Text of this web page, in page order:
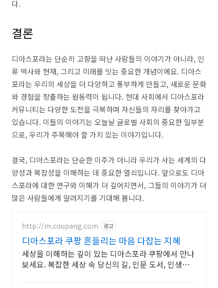
다.
결론
디아스포라는 단순히 고향을 떠난 사람들의 이야기가 아니라, 인
류 역사와 현재, 그리고 미래를 잇는 중요한 개념이에요. 디아스
포라는 우리의 세상을 더 다양하고 풍부하게 만들고, 새로운 문화
와 경험을 창출하는 원동력이 됩니다. 현대 사회에서 디아스포라
커뮤니티는 다양한 도전을 극복하며 자신들의 자리를 찾아가고
있습니다. 이들의 이야기는 오늘날 글로벌 사회의 중요한 일부분
으로, 우리가 주목해야 할 가치 있는 이야기입니다.
결국, 디아스포라는 단순한 이주가 아니라 우리가 사는 세계의 다
양성과 복잡성을 이해하는 데 중요한 열쇠입니다. 앞으로도 디아
스포라에 대한 연구와 이해가 더 깊어지면서, 그들의 이야기가 더
많은 사람들에게 알려지기를 기대해 봅니다.
http://m.coupang.com 광고
디아스포라 쿠팡 흔들리는 마음 다잡는 지혜
세상을 이해하는 깊이 있는 디아스포라 쿠팡에서 만나
보세요. 복잡한 세상 속 당신의 길, 인문 도서, 인생의